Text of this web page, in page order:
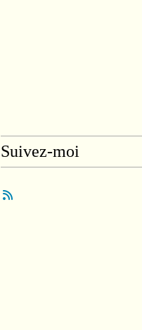
Suivez-moi